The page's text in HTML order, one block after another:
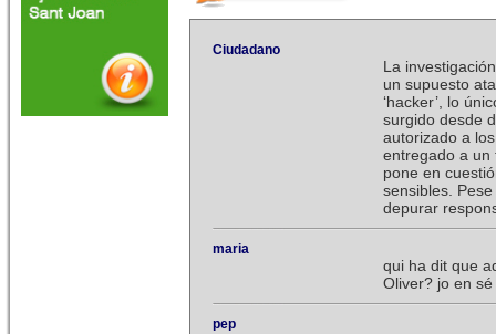
Ciudadano
La
un supuesto
‘hacker’, lo
surgido desde
autorizado a
entregado a un
pone en
sensibles.
depurar
maria
qui ha dit que
Oliver? jo en
pep